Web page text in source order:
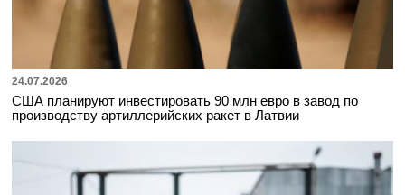
24.07.2026
США планируют инвестировать 90 млн евро в завод по
производству артиллерийских ракет в Латвии